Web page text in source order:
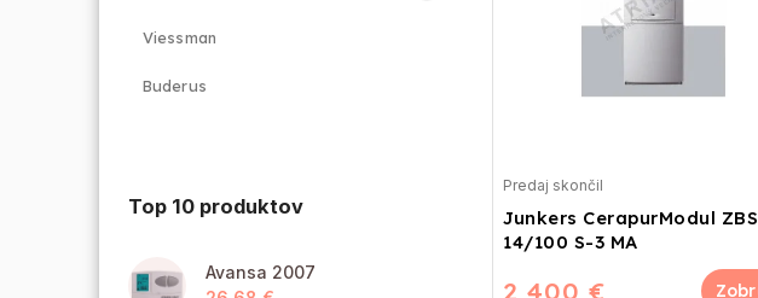
Viessman
Buderus
Top 10 produktov
Avansa 2007
Junkers CerapurModul ZBS
14/100 S-3 MA
Predaj skončil
2 400 €